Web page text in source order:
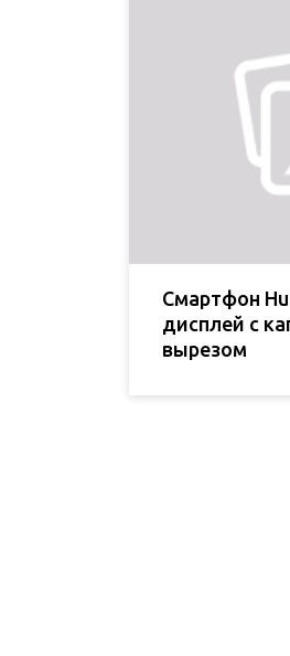
Смартфон
дисплей с
вырезом